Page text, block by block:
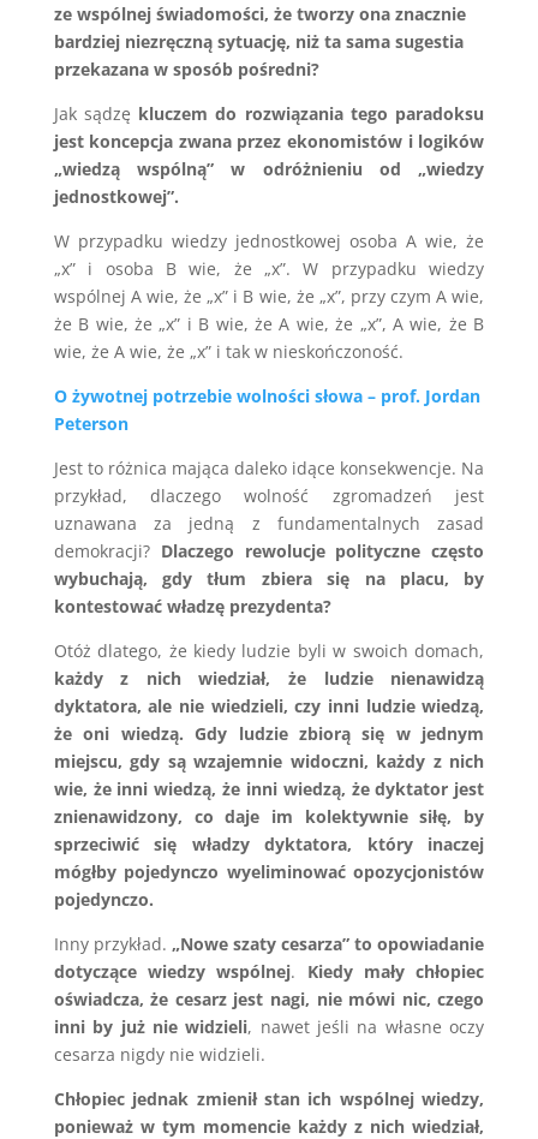
ze wspólnej świadomości, że tworzy ona znacznie
bardziej niezręczną sytuację, niż ta sama sugestia
przekazana w sposób pośredni?
Jak sądzę kluczem do rozwiązania tego paradoksu
jest koncepcja zwana przez ekonomistów i logików
„wiedzą wspólną” w odróżnieniu od „wiedzy
jednostkowej”.
W przypadku wiedzy jednostkowej osoba A wie, że
„x” i osoba B wie, że „x”. W przypadku wiedzy
wspólnej A wie, że „x” i B wie, że „x”, przy czym A wie,
że B wie, że „x” i B wie, że A wie, że „x”, A wie, że B
wie, że A wie, że „x” i tak w nieskończoność.
O żywotnej potrzebie wolności słowa – prof. Jordan
Peterson
Jest to różnica mająca daleko idące konsekwencje. Na
przykład, dlaczego wolność zgromadzeń jest
uznawana za jedną z fundamentalnych zasad
demokracji? Dlaczego rewolucje polityczne często
wybuchają, gdy tłum zbiera się na placu, by
kontestować władzę prezydenta?
Otóż dlatego, że kiedy ludzie byli w swoich domach,
każdy z nich wiedział, że ludzie nienawidzą
dyktatora, ale nie wiedzieli, czy inni ludzie wiedzą,
że oni wiedzą. Gdy ludzie zbiorą się w jednym
miejscu, gdy są wzajemnie widoczni, każdy z nich
wie, że inni wiedzą, że inni wiedzą, że dyktator jest
znienawidzony, co daje im kolektywnie siłę,
by
sprzeciwić się władzy dyktatora,
który inaczej
mógłby pojedynczo wyeliminować opozycjonistów
pojedynczo.
Inny przykład. „Nowe szaty cesarza” to opowiadanie
dotyczące wiedzy wspólnej. Kiedy mały chłopiec
oświadcza, że cesarz jest nagi, nie mówi nic, czego
inni by już nie widzieli, nawet jeśli na własne oczy
cesarza nigdy nie widzieli.
Chłopiec jednak zmienił stan ich wspólnej wiedzy,
ponieważ w tym momencie każdy z nich wiedział,